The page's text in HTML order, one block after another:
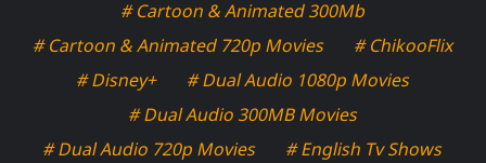
# Cartoon & Animated 300Mb
# Cartoon & Animated 720p Movies
# ChikooFlix
# Disney+
# Dual Audio 1080p Movies
# Dual Audio 300MB Movies
# Dual Audio 720p Movies
# English Tv Shows